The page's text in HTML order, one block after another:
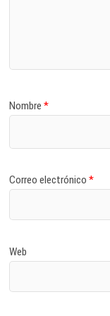
Nombre*
Correo electrónico*
Web